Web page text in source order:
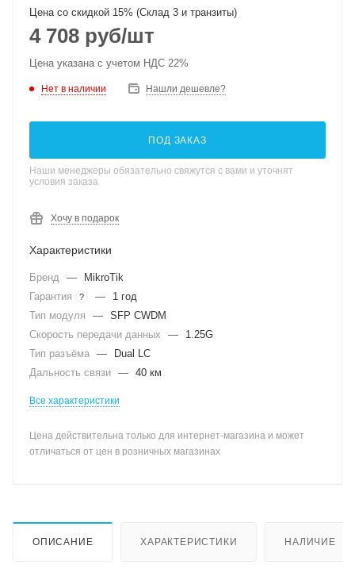
Цена со скидкой 15% (Склад 3 и транзиты)
4 708 руб/шт
Цена указана с учетом НДС 22%
Нет в наличии Нашли дешевле?
ПОД ЗАКАЗ
Наши менеджеры обязательно свяжутся с вами и уточнят
условия заказа
Хочу в подарок
Характеристики
Бренд —
MikroTik
Гарантия
? —
1 год
Тип модуля
— SFP CWDM
Скорость передачи данных
—
1.25G
Тип разъёма —
Dual LC
Дальность связи — 40 км
Все характеристики
Цена действительна только для интернет-магазина и может
отличаться от цен в розничных магазинах
ОПИСАНИЕ ХАРАКТЕРИСТИКИ НАЛИЧИЕ